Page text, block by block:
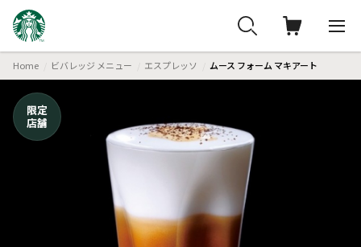
Home ビバレッジ メニュー エスプレッソ ムース フォーム マキアート
限定
店舗